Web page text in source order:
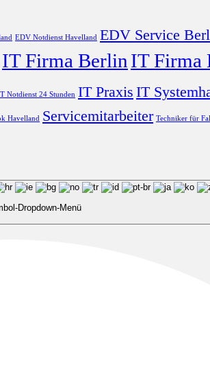
EDV Notdienst Havelland EDV Service
IT Firma BerlinIT Firma
Notdienst 24 Stunden IT Praxis IT
Havelland Servicemitarbeiter Techniker für